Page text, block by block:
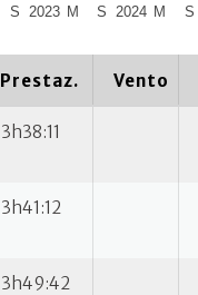
2023 2024
S M S M S
Prestaz. Vento
3h38:11
3h41:12
3h49:42